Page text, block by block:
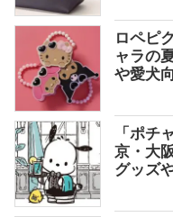
ロペピ
ャラの
や愛犬
「ポチ
京・大
グッズ